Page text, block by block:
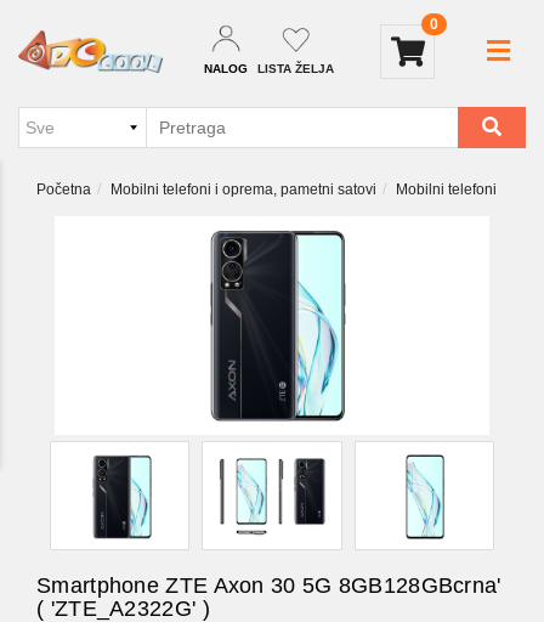
NALOG LISTA ŽELJA
0
Početna Mobilni telefoni i oprema, pametni satovi Mobilni telefoni
Smartphone ZTE Axon 30 5G 8GB128GBcrna'
( 'ZTE_A2322G' )